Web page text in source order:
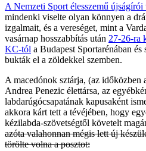
A Nemzeti Sport élesszemű újságírói
mindenki viselte olyan könnyen a
izgalmait, és a vereséget, mint a
vasárnap hosszabbítás után 27-26-ra
KC-tól a Budapest Sportarénában
bukták el a zöldekkel szemben.
A macedónok sztárja, (az időközben
Andrea Penezic élettársa, az
labdarúgócsapatának kapusaként
akkora kárt tett a tévéjében, hogy
kézilabda-szövetségtől követelt
azóta valahonnan mégis lett új
törölte volna a posztot: